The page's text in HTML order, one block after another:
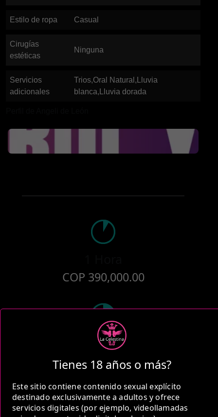
Tienes 18 años o más?
Este sitio contiene contenido sexual explícito
destinado exclusivamente a adultos y ofrece
servicios digitales (por ejemplo, videollamadas
Estilo de ropa Casual
Cirugías
estéticas
Ninguna
Servicios
adicionales
Trios,Oral Natural,Lluvia
blanca,Lluvia dorada
COP 390,000.00
2 Horas
COP 600,000.00